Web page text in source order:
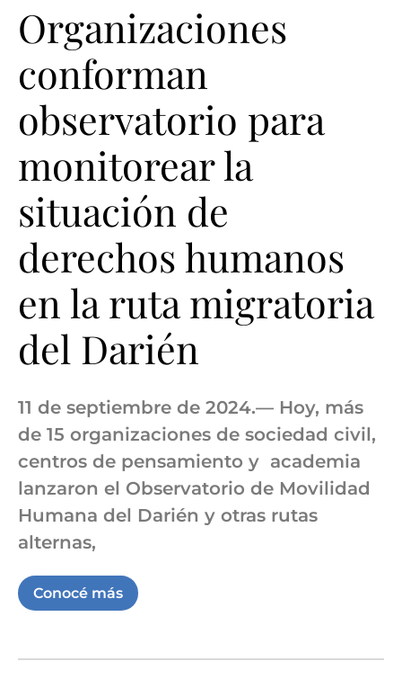
Organizaciones
conforman
observatorio para
monitorear la
situación de
derechos humanos
en la ruta migratoria
del Darién
11 de septiembre de 2024.— Hoy, más
de 15 organizaciones de sociedad civil,
centros de pensamiento y academia
lanzaron el Observatorio de Movilidad
Humana del Darién y otras rutas
alternas,
Conocé más